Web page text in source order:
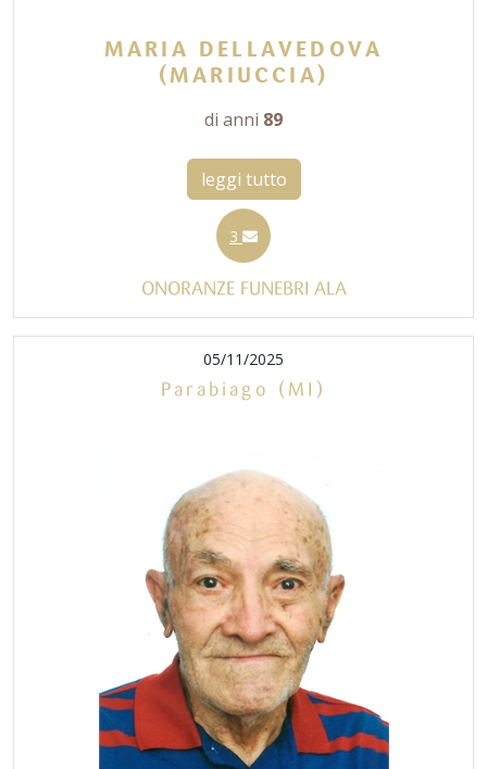
MARIA DELLAVEDOVA
(MARIUCCIA)
di anni 89
leggi tutto
3
ONORANZE FUNEBRI ALA
05/11/2025
Parabiago (MI)